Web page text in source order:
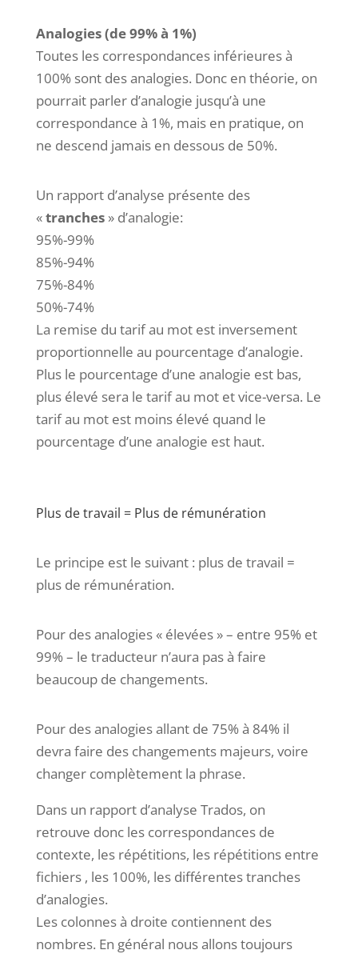
Analogies (de 99% à 1%)
Toutes les correspondances inférieures à
100% sont des analogies. Donc en théorie, on
pourrait parler d’analogie jusqu’à une
correspondance à 1%, mais en pratique, on
ne descend jamais en dessous de 50%.
Un rapport d’analyse présente des
«tranches» d’analogie:
95%-99%
85%-94%
75%-84%
50%-74%
La remise du tarif au mot est inversement
proportionnelle au pourcentage d’analogie.
Plus le pourcentage d’une analogie est bas,
plus élevé sera le tarif au mot et vice-versa. Le
tarif au mot est moins élevé quand le
pourcentage d’une analogie est haut.
Plus de travail = Plus de rémunération
Le principe est le suivant : plus de travail =
plus de rémunération.
Pour des analogies « élevées » – entre 95% et
99% – le traducteur n’aura pas à faire
beaucoup de changements.
Pour des analogies allant de 75% à 84% il
devra faire des changements majeurs, voire
changer complètement la phrase.
Dans un rapport d’analyse Trados, on
retrouve donc les correspondances de
contexte, les répétitions, les répétitions entre
fichiers , les 100%, les différentes tranches
d’analogies.
Les colonnes à droite contiennent des
nombres. En général nous allons toujours